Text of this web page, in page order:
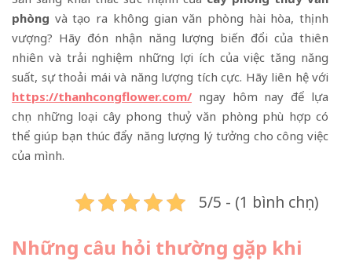
phòng và tạo ra không gian văn phòng hài hòa, thịnh
vượng? Hãy đón nhận năng lượng biến đổi của thiên
nhiên và trải nghiệm những lợi ích của việc tăng năng
suất, sự thoải mái và năng lượng tích cực. Hãy liên hệ với
https://thanhcongflower.com/ ngay hôm nay để lựa
chọn những loại cây phong thuỷ văn phòng phù hợp có
thể giúp bạn thúc đẩy năng lượng lý tưởng cho công việc
của mình.
5/5 - (1 bình chọn)
Những câu hỏi thường gặp khi